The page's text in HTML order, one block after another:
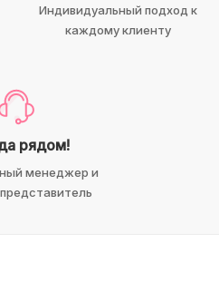
Индивидуальный подход к
каждому клиенту
рядом!
менеджер и